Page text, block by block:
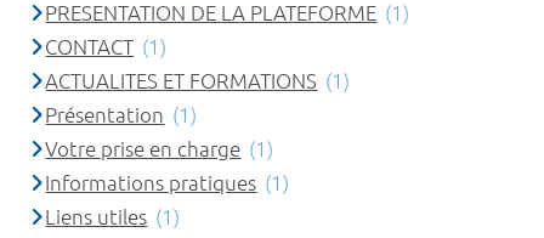
PRESENTATION DE LA PLATEFORME (1)
CONTACT (1)
ACTUALITES ET FORMATIONS (1)
Présentation (1)
Votre prise en charge (1)
Informations pratiques (1)
Liens utiles (1)